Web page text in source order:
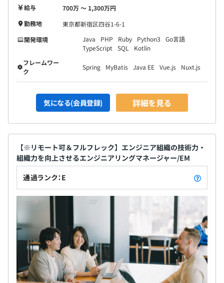
給与
700万 〜 1,300万円
勤務地
東京都新宿区四谷1-6-1
開発環境
Java PHP Ruby Python3
Go言語
TypeScript
SQL
Kotlin
フレームワー
ク
Spring MyBatis Java EE Vue.js Nuxt.js
気になる(会員登録) 詳細を見る
【※リモート可＆フルフレック】エンジニア組織の技術力・
組織力を向上させるエンジニアリングマネージャー/EM
通過ランク：E